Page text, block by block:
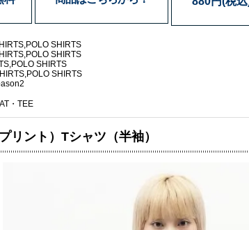
SHIRTS
SHIRTS
SHIRTS
SHIRTS
・TEE
リント）Tシャツ（半袖）